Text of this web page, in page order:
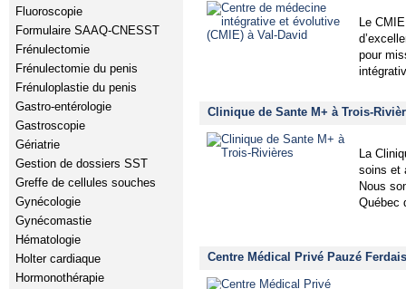
Fluoroscopie
Formulaire SAAQ-CNESST
Frénulectomie
Frénulectomie du penis
Frénuloplastie du penis
Gastro-entérologie
Gastroscopie
Gériatrie
Gestion de dossiers SST
Greffe de cellules souches
Gynécologie
Gynécomastie
Hématologie
Holter cardiaque
Hormonothérapie
Le
pour
Clinique de Sante M+ à Trois-
La
soins et
Nous
Québec
Centre Médical Privé Pauzé